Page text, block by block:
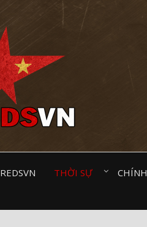
REDSVN THỜI SỰ⠀ CHÍNH